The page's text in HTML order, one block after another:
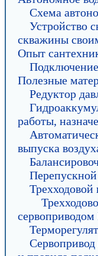
Схема
Устройство
скважины
Опыт
Полезные
Редуктор
работы,
выпуска
Трехходовой
сервоприводом